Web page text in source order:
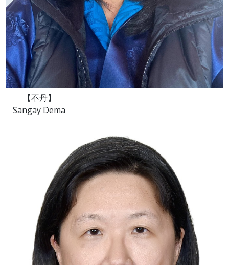
【不丹】
Sangay Dema